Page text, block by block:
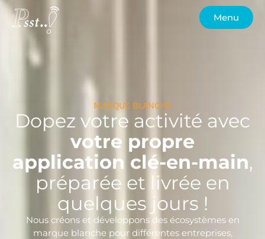
Menu
MARQUE BLANCHE
Dopez votre activité avec
votre propre
application clé-en-main,
préparée et livrée en
quelques jours !
Nous créons et développons des écosystèmes en
marque blanche pour différentes entreprises,